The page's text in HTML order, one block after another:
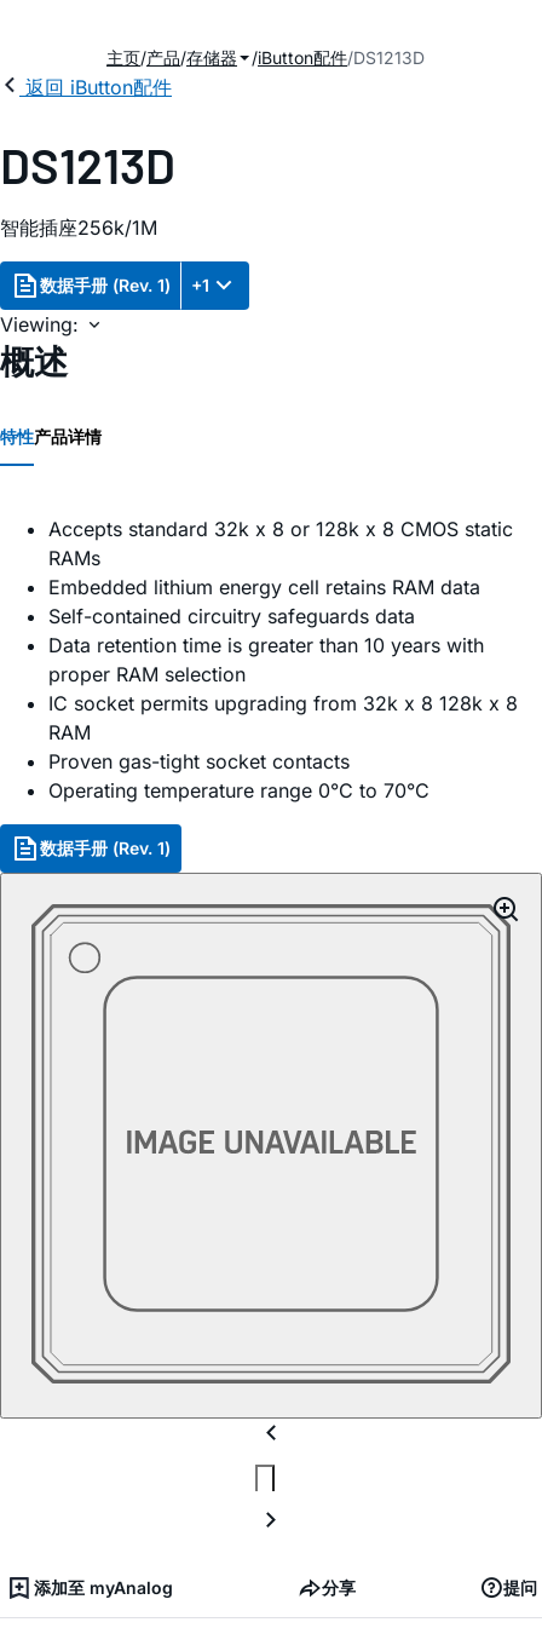
主页 产品 存储器 iButton配件 DS1213D
返回 iButton配件
DS1213D
智能插座256k/1M
数据手册 (Rev. 1) +1
Viewing:
概述
特性产品详情
Accepts standard 32k x 8 or 128k x 8 CMOS static
RAMs
Embedded lithium energy cell retains RAM data
Self-contained circuitry safeguards data
Data retention time is greater than 10 years with
proper RAM selection
IC socket permits upgrading from 32k x 8 128k x 8
RAM
Proven gas-tight socket contacts
Operating temperature range 0°C to 70°C
数据手册 (Rev. 1)
添加至 myAnalog 分享 提问